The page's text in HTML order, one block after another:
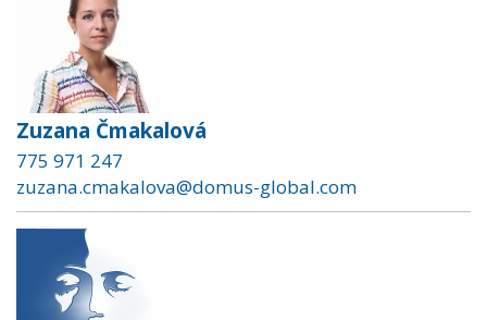
Zuzana Čmakalová
775 971 247
zuzana.cmakalova@domus-global.com